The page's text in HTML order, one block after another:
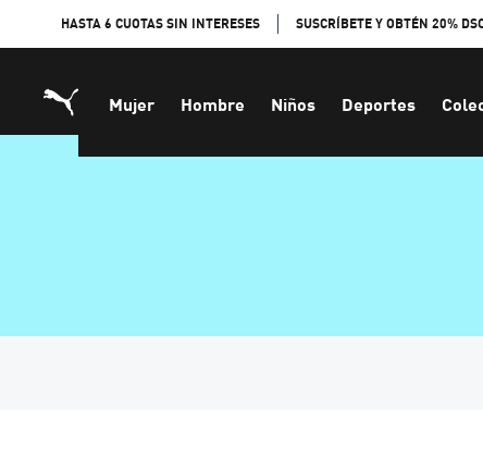
HASTA 6 CUOTAS SIN INTERESES SUSCRÍBETE Y OBTÉN 20%
Mujer Hombre Niños Deportes